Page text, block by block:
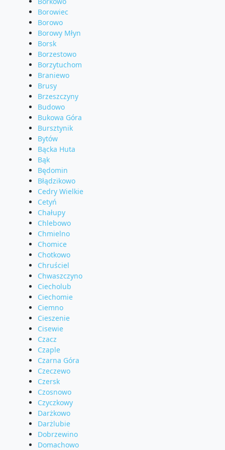
Borowiec
Borowo
Borowy Młyn
Borsk
Borzestowo
Borzytuchom
Braniewo
Brusy
Brzeszczyny
Budowo
Bukowa Góra
Bursztynik
Bytów
Bącka Huta
Bąk
Będomin
Błądzikowo
Cedry Wielkie
Cetyń
Chałupy
Chlebowo
Chmielno
Chomice
Chotkowo
Chruściel
Chwaszczyno
Ciecholub
Ciechomie
Ciemno
Cieszenie
Cisewie
Czacz
Czaple
Czarna Góra
Czeczewo
Czersk
Czosnowo
Czyczkowy
Darżkowo
Darżlubie
Dobrzewino
Domachowo